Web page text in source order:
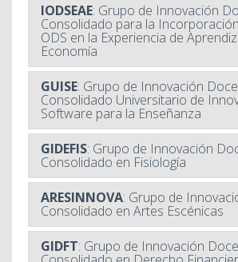
IODSEAE: Grupo de Innovación
Consolidado para la
ODS en la Experiencia de
Economía
GUISE: Grupo de Innovación
Consolidado Universitario de
Software para la Enseñanza
GIDEFIS: Grupo de Innovación
Consolidado en Fisiología
ARESINNOVA: Grupo de
Consolidado en Artes Escénicas
GIDFT: Grupo de Innovación